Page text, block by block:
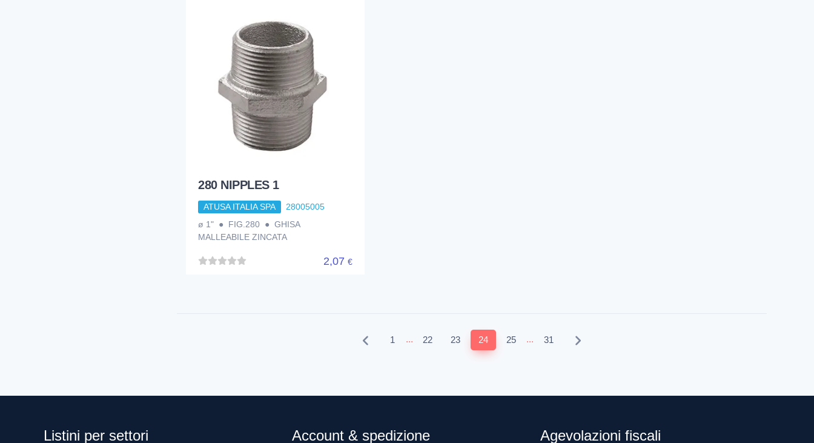
280 NIPPLES 1
ATUSA ITALIA SPA
28005005
ø 1" ● FIG.280 ● GHISA
MALLEABILE ZINCATA
2,07 €
1 ... 22 23 24 25 ... 31
Listini per settori Account & spedizione Agevolazioni fiscali